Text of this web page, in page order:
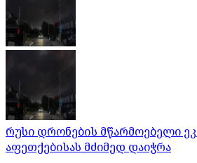
რუსი დრონების მწარმოებელი
აფეთქებისას მძიმედ დაიჭრა